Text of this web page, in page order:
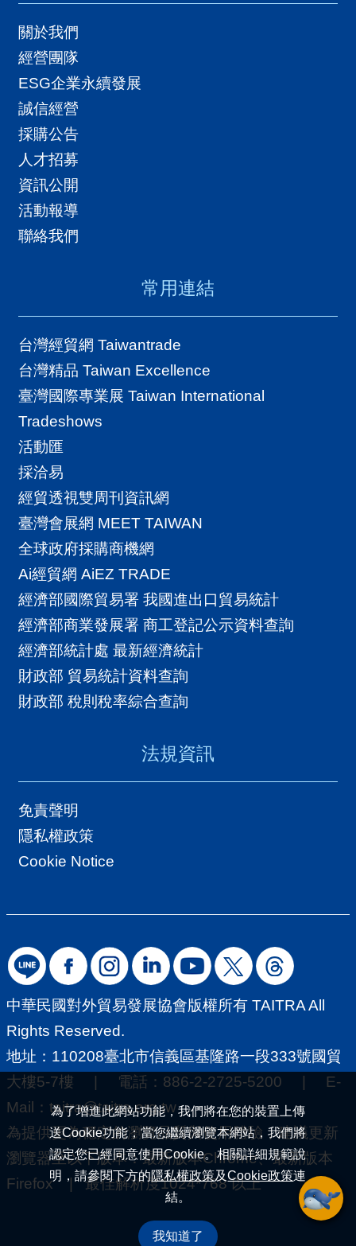
為了增進此網站功能，我們將在您的裝置上傳
送Cookie功能；當您繼續瀏覽本網站，我們將
認定您已經同意使用Cookie。相關詳細規範說
明，請參閱下方的隱私權政策及Cookie政策連
結。
我知道了
關於我們
經營團隊
ESG企業永續發展
誠信經營
採購公告
人才招募
資訊公開
活動報導
聯絡我們
常用連結
台灣經貿網 Taiwantrade
台灣精品 Taiwan Excellence
臺灣國際專業展 Taiwan International
Tradeshows
活動匯
採洽易
經貿透視雙周刊資訊網
臺灣會展網 MEET TAIWAN
全球政府採購商機網
Ai經貿網 AiEZ TRADE
經濟部國際貿易署 我國進出口貿易統計
經濟部商業發展署 商工登記公示資料查詢
經濟部統計處 最新經濟統計
財政部 貿易統計資料查詢
財政部 稅則稅率綜合查詢
法規資訊
免責聲明
隱私權政策
Cookie Notice
中華民國對外貿易發展協會版權所有 TAITRA All
Rights Reserved.
地址：110208臺北市信義區基隆路一段333號國貿
大樓5-7樓 | 電話：886-2-2725-5200 | E-
Mail： taitra@taitra.org.tw
為提供更為穩定的瀏覽品質與使用體驗，建議更新
瀏覽器至以下版本：最新版本Chrome、最新版本
Firefox | 最佳解析度1024*768 以上